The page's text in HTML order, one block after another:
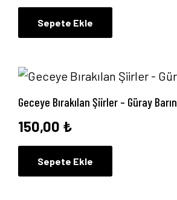
Sepete Ekle
Geceye Bırakılan Şiirler – Güray Barın
150,00 ₺
Sepete Ekle